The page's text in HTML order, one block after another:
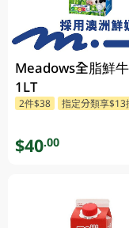
Meadows全脂鮮
1LT
2件$38 指定分類享$13
$40.00